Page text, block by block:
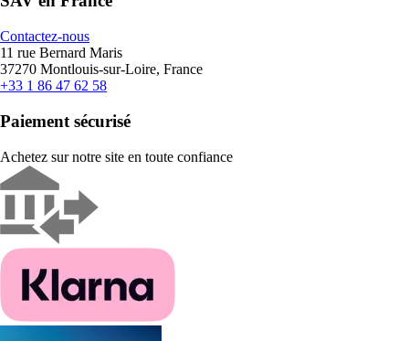
Contactez-nous
11 rue Bernard Maris
37270 Montlouis-sur-Loire, France
+33 1 86 47 62 58
Paiement sécurisé
Achetez sur notre site en toute confiance